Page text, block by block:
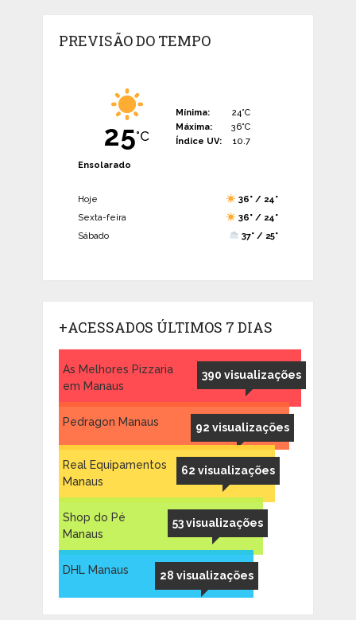
PREVISÃO DO TEMPO
25°C
Mínima:
24°C
Máxima:
36°C
Índice UV:
10.7
Ensolarado
Hoje
36° / 24°
Sexta-feira
36° / 24°
Sábado
37° / 25°
+ACESSADOS ÚLTIMOS 7 DIAS
390 visualizações
As Melhores Pizzaria
em Manaus
92 visualizações
Pedragon Manaus
62 visualizações
Real Equipamentos
Manaus
53 visualizações
Shop do Pé
Manaus
28 visualizações
DHL Manaus